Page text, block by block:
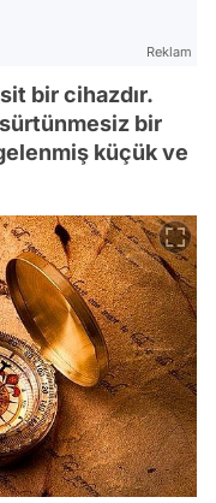
Reklam
bir cihazdır.
bir
küçük ve